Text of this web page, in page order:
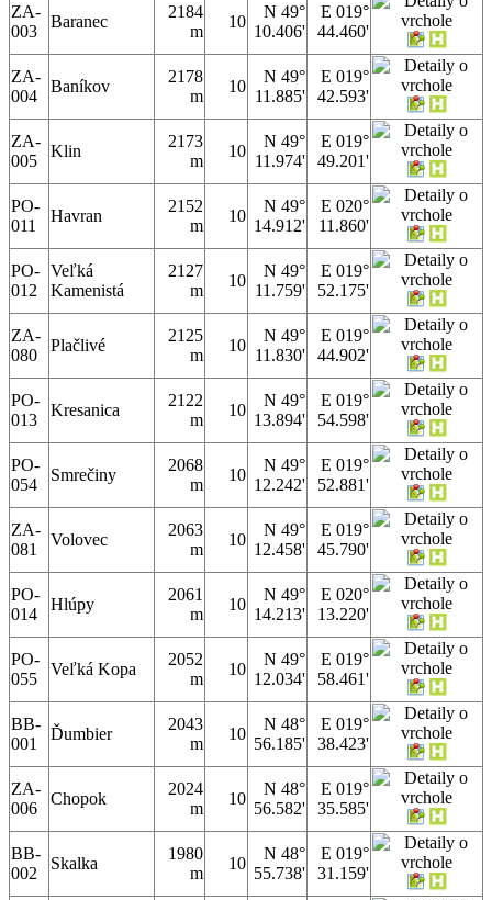
ZA-
003
Baranec
2184
m
10
N 49°
10.406'
E 019°
44.460'
ZA-
004
Baníkov
2178
m
10
N 49°
11.885'
E 019°
42.593'
ZA-
005
Klin
2173
m
10
N 49°
11.974'
E 019°
49.201'
PO-
011
Havran
2152
m
10
N 49°
14.912'
E 020°
11.860'
PO-
012
Veľká
Kamenistá
2127
m
10
N 49°
11.759'
E 019°
52.175'
ZA-
080
Plačlivé
2125
m
10
N 49°
11.830'
E 019°
44.902'
PO-
013
Kresanica
2122
m
10
N 49°
13.894'
E 019°
54.598'
PO-
054
Smrečiny
2068
m
10
N 49°
12.242'
E 019°
52.881'
ZA-
081
Volovec
2063
m
10
N 49°
12.458'
E 019°
45.790'
PO-
014
Hlúpy
2061
m
10
N 49°
14.213'
E 020°
13.220'
PO-
055
Veľká Kopa
2052
m
10
N 49°
12.034'
E 019°
58.461'
BB-
001
Ďumbier
2043
m
10
N 48°
56.185'
E 019°
38.423'
ZA-
006
Chopok
2024
m
10
N 48°
56.582'
E 019°
35.585'
BB-
002
Skalka
1980
m
10
N 48°
55.738'
E 019°
31.159'